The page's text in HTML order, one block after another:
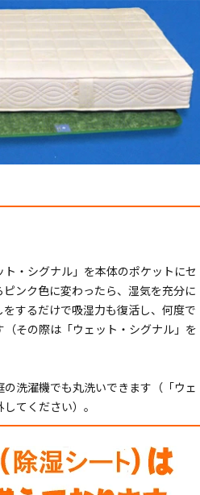
・シグナル」を本体のポケットにセ
ンク色に変わったら、湿気を充分に
するだけで吸湿力も復活し、何度で
その際は「ウェット・シグナル」を
洗濯機でも丸洗いできます（「ウェ
てください）。